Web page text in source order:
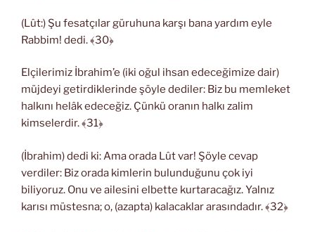
(Lût:) Şu fesatçılar güruhuna karşı bana yardım eyle
Rabbim! dedi. ﴾30﴿
Elçilerimiz İbrahim’e (iki oğul ihsan edeceğimize dair)
müjdeyi getirdiklerinde şöyle dediler: Biz bu memleket
halkını helâk edeceğiz. Çünkü oranın halkı zalim
kimselerdir. ﴾31﴿
(İbrahim) dedi ki: Ama orada Lût var! Şöyle cevap
verdiler: Biz orada kimlerin bulunduğunu çok iyi
biliyoruz. Onu ve ailesini elbette kurtaracağız. Yalnız
karısı müstesna; o, (azapta) kalacaklar arasındadır. ﴾32﴿